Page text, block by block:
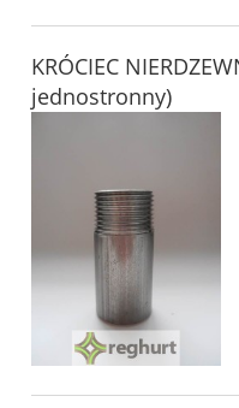
KRÓCIEC
jednostronny)